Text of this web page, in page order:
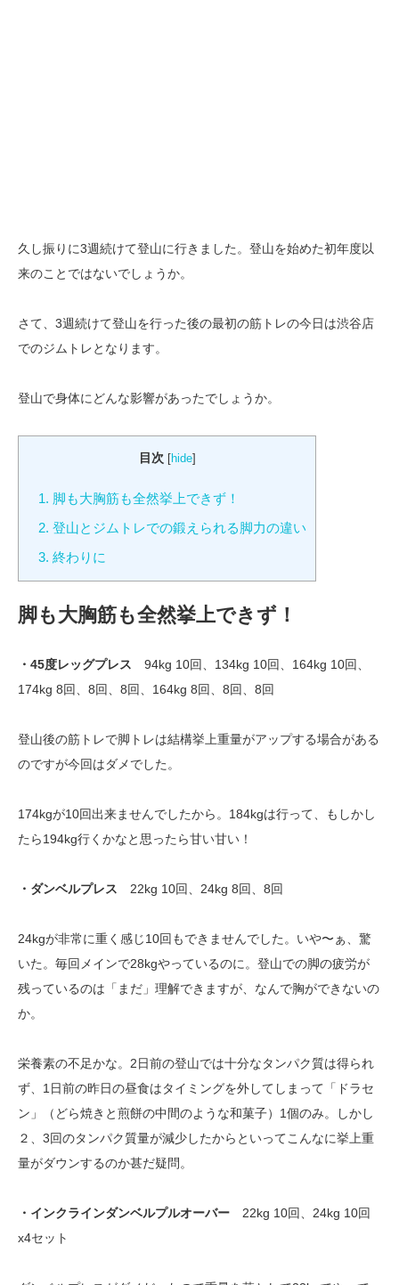
久し振りに3週続けて登山に行きました。登山を始めた初年度以
来のことではないでしょうか。
さて、3週続けて登山を行った後の最初の筋トレの今日は渋谷店
でのジムトレとなります。
登山で身体にどんな影響があったでしょうか。
目次 [hide]
1. 脚も大胸筋も全然挙上できず！
2. 登山とジムトレでの鍛えられる脚力の違い
3. 終わりに
脚も大胸筋も全然挙上できず！
・45度レッグプレス 94kg 10回、134kg 10回、164kg 10回、
174kg 8回、8回、8回、164kg 8回、8回、8回
登山後の筋トレで脚トレは結構挙上重量がアップする場合がある
のですが今回はダメでした。
174kgが10回出来ませんでしたから。184kgは行って、もしかし
たら194kg行くかなと思ったら甘い甘い！
・ダンベルプレス 22kg 10回、24kg 8回、8回
24kgが非常に重く感じ10回もできませんでした。いや〜ぁ、驚
いた。毎回メインで28kgやっているのに。登山での脚の疲労が
残っているのは「まだ」理解できますが、なんで胸ができないの
か。
栄養素の不足かな。2日前の登山では十分なタンパク質は得られ
ず、1日前の昨日の昼食はタイミングを外してしまって「ドラセ
ン」（どら焼きと煎餅の中間のような和菓子）1個のみ。しかし
２、3回のタンパク質量が減少したからといってこんなに挙上重
量がダウンするのか甚だ疑問。
・インクラインダンベルプルオーバー 22kg 10回、24kg 10回
x4セット